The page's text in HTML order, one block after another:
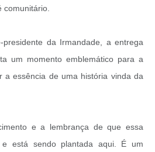
comunitário.
presidente da Irmandade, a entrega
um momento emblemático para a
a essência de uma história vinda da
e a lembrança de que essa
está sendo plantada aqui. É um